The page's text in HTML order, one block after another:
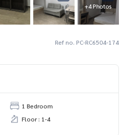
+4 Photos
Ref no. PC-RC6504-174
1 Bedroom
Floor : 1-4